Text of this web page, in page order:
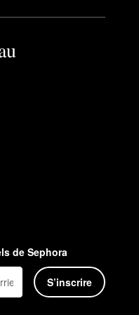
de Sephora
S’inscrire